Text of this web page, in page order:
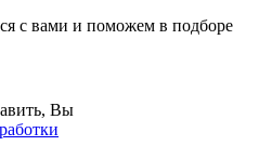
с вами и поможем в подборе
Вы